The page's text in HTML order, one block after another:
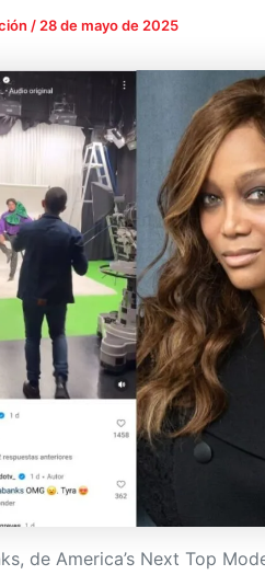
/ 28 de mayo de 2025
de America’s Next Top